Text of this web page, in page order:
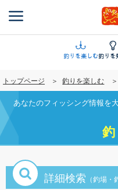
ン
に
移
動
釣りを楽しむ釣りを
トップページ 釣りを楽しむ
あなたのフィッシング情報を
詳細検索 （釣場・